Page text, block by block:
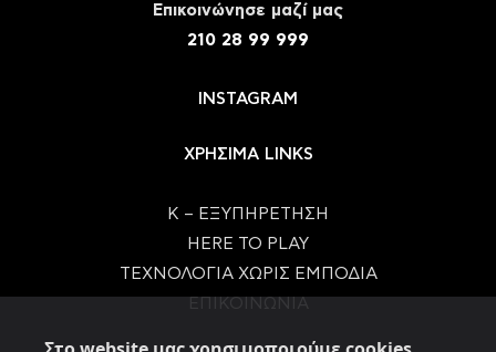
Eπικοινώνησε μαζί μας
210 28 99 999
INSTAGRAM
ΧΡΗΣΙΜΑ LINKS
Κ – ΕΞΥΠΗΡΕΤΗΣΗ
HERE TO PLAY
ΤΕΧΝΟΛΟΓΙΑ ΧΩΡΙΣ ΕΜΠΟΔΙΑ